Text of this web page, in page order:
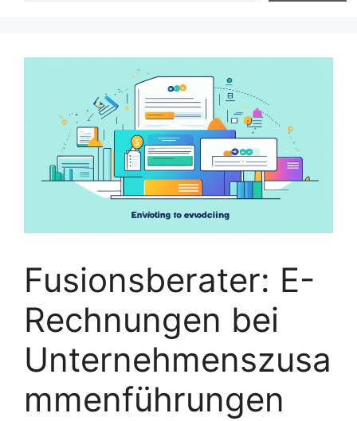
Fusionsberater: E-
Rechnungen bei
Unternehmenszusa
mmenführungen